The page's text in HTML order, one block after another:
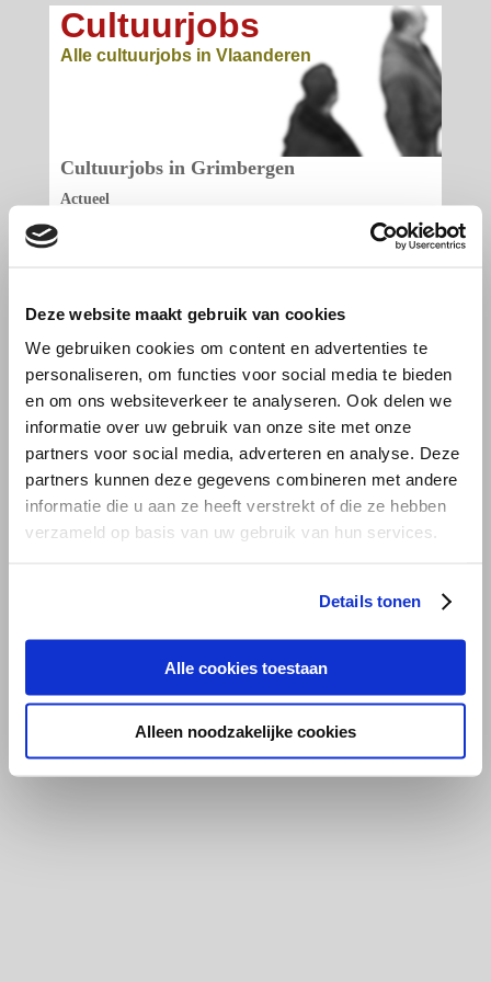
Deze website maakt gebruik van cookies
We gebruiken cookies om content en advertenties te
personaliseren, om functies voor social media te bieden
en om ons websiteverkeer te analyseren. Ook delen we
informatie over uw gebruik van onze site met onze
partners voor social media, adverteren en analyse. Deze
partners kunnen deze gegevens combineren met andere
informatie die u aan ze heeft verstrekt of die ze hebben
verzameld op basis van uw gebruik van hun services.
Details tonen
Alle cookies toestaan
Alleen noodzakelijke cookies
Cultuurjobs
Alle cultuurjobs in Vlaanderen
Cultuurjobs in Grimbergen
Actueel
Cultuurjobs - Alle cultuurjobs in Vlaanderen, sinds 2011 -Abonneer je op
onze nieuwsbrief-Post een vacature- Contact: info(a)cultuurjobs.be -
Privacy